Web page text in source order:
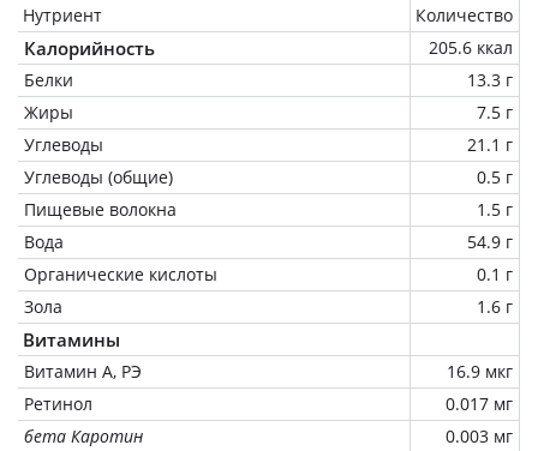
Нутриент
Количество
Калорийность
205.6 ккал
Белки
13.3 г
Жиры
7.5 г
Углеводы
21.1 г
Углеводы (общие)
0.5 г
Пищевые волокна
1.5 г
Вода
54.9 г
Органические кислоты
0.1 г
Зола
1.6 г
Витамины
Витамин А, РЭ
16.9 мкг
Ретинол
0.017 мг
бета Каротин
0.003 мг